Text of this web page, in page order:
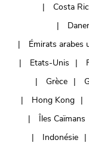
Costa
Émirats arabes
Etats-Unis
Grèce
Hong Kong
Îles Caïmans
Indonésie